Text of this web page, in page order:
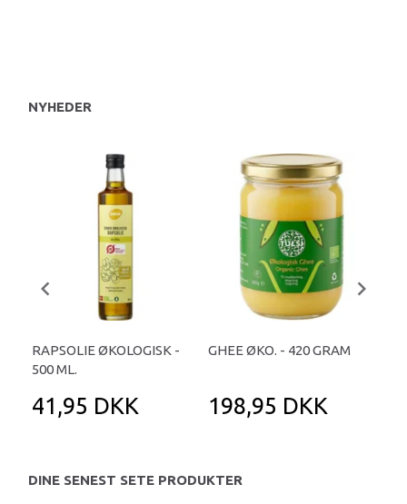
NYHEDER
RAPSOLIE ØKOLOGISK -
500 ML.
41,95 DKK
GHEE ØKO. - 420 GRAM
198,95 DKK
DINE SENEST SETE PRODUKTER